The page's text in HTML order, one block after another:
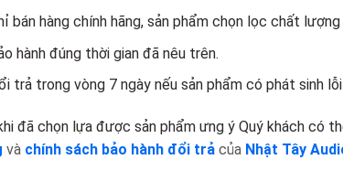
bán hàng chính hãng, sản phẩm chọn lọc chất lượng
hành đúng thời gian đã nêu trên.
trả trong vòng 7 ngày nếu sản phẩm có phát sinh
đã chọn lựa được sản phẩm ưng ý Quý khách có
và chính sách bảo hành đổi trả của Nhật Tây